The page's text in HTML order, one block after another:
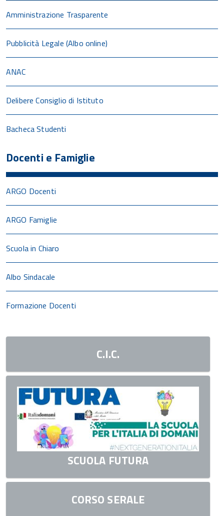
Amministrazione Trasparente
Pubblicità Legale (Albo online)
ANAC
Delibere Consiglio di Istituto
Bacheca Studenti
Docenti e Famiglie
ARGO Docenti
ARGO Famiglie
Scuola in Chiaro
Albo Sindacale
Formazione Docenti
C.I.C.
SCUOLA FUTURA
CORSO SERALE